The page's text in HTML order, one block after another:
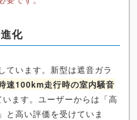
化
ています。新型は遮音ガラ
速100km走行時の室内騒音
ます。ユーザーからは「高
と高い評価を受けていま